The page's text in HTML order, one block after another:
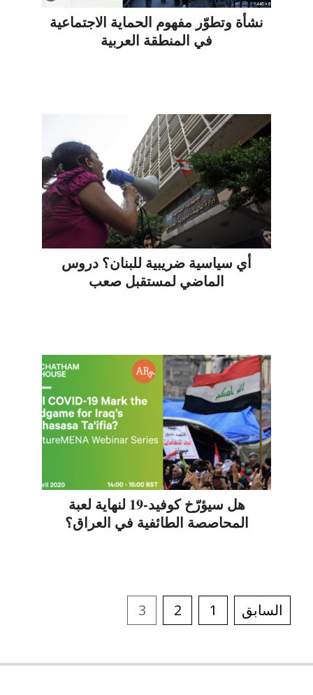
نشأة وتطوّر مفهوم الحماية الاجتماعية
في المنطقة العربية
أي سياسية ضريبية للبنان؟ دروس
الماضي لمستقبل صعب
هل سيؤرّخ كوفيد-19 لنهاية لعبة
المحاصصة الطائفية في العراق؟
السابق 1
2
3